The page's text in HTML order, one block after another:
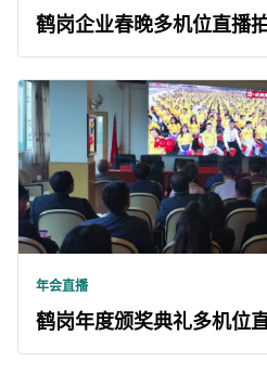
鹤岗企业春晚多机位直播
年会直播
鹤岗年度颁奖典礼多机位